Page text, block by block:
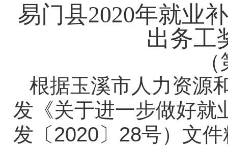
易门县2020年就业
出务工
根据玉溪市人力资源
发《关于进一步做好就
发〔2020〕28号）文